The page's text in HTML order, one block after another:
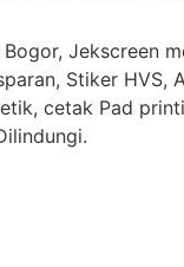
Jekscreen
Stiker HVS,
cetak Pad